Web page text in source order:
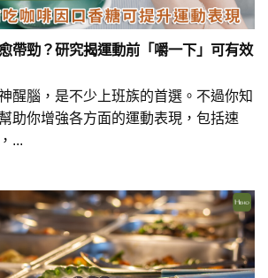
帶勁？研究揭運動前「嚼一下」可有效
醒腦，是不少上班族的首選。不過你知
助你增強各方面的運動表現，包括速
...